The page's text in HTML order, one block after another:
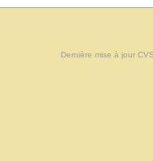
Dernière mise à jour